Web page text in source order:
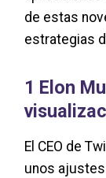
de estas
estrategias
1 Elon
El CEO de
unos